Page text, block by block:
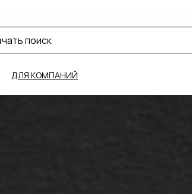
ДЛЯ КОМПАНИЙ